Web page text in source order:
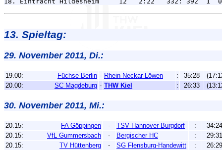
13. Spieltag:
29. November 2011, Di.:
19.00: Füchse Berlin - Rhein-Neckar-Löwen : 35:28
20.00:
SC Magdeburg - THW Kiel : 26:33
30. November 2011, Mi.:
20.15: FA Göppingen - TSV Hannover-Burgdorf :
34:24
20.15:
VfL Gummersbach - Bergischer HC :
29:31
20.15:
TV Hüttenberg - SG Flensburg-Handewitt : 26:29